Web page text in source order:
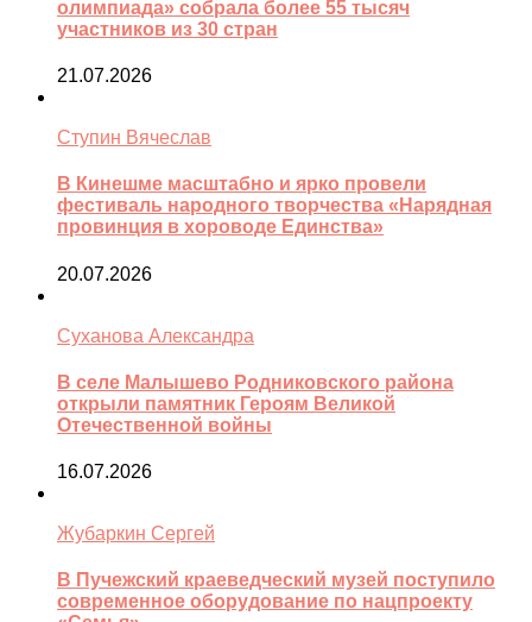
олимпиада» собрала более 55 тысяч
участников из 30 стран
21.07.2026
Ступин Вячеслав
В Кинешме масштабно и ярко провели
фестиваль народного творчества «Нарядная
провинция в хороводе Единства»
20.07.2026
Суханова Александра
В селе Малышево Родниковского района
открыли памятник Героям Великой
Отечественной войны
16.07.2026
Жубаркин Сергей
В Пучежский краеведческий музей поступило
современное оборудование по нацпроекту